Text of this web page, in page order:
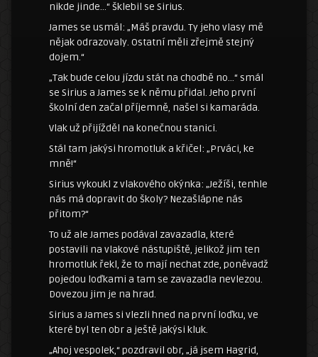
nikde jinde…“ šklebil se Sirius.
James se usmál: „Máš pravdu. Ty jeho vlasy mě
nějak odrazovaly. Ostatní měli zřejmě stejný
dojem.“
„Tak bude celou jízdu stát na chodbě no…“ smál
se Sirius a James se k němu přidal. Jeho první
školní den začal příjemně, našel si kamaráda.
Vlak už přijížděl na konečnou stanici.
Stál tam jakýsi hromotluk a křičel: „Prváci, ke
mně!“
Sirius vykoukl z vlakového okýnka: „Ježíši, tenhle
nás má dopravit do školy? Nezašlápne nás
přitom?“
To už ale James podával zavazadla, které
postavili na vlakové nástupiště, jelikož jim ten
hromotluk řekl, že to mají nechat zde, poněvadž
pojedou loďkami a tam se zavazadla nevlezou.
Dovezou jim je na hrad.
Sirius a James si vlezli hned na první loďku, ve
které byl ten obr a ještě jakýsi kluk.
„Ahoj vespolek,“ pozdravil obr, „já jsem Hagrid,